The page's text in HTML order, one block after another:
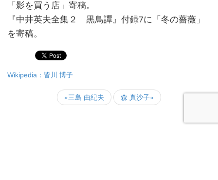
「影を買う店」寄稿。
『中井英夫全集２ 黒鳥譚』付録7に「冬の薔薇」
を寄稿。
Wikipedia：皆川 博子
«三島 由紀夫 森 真沙子»